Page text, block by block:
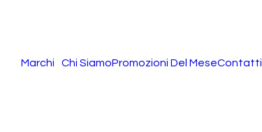
Marchi Chi SiamoPromozioni Del MeseContatti